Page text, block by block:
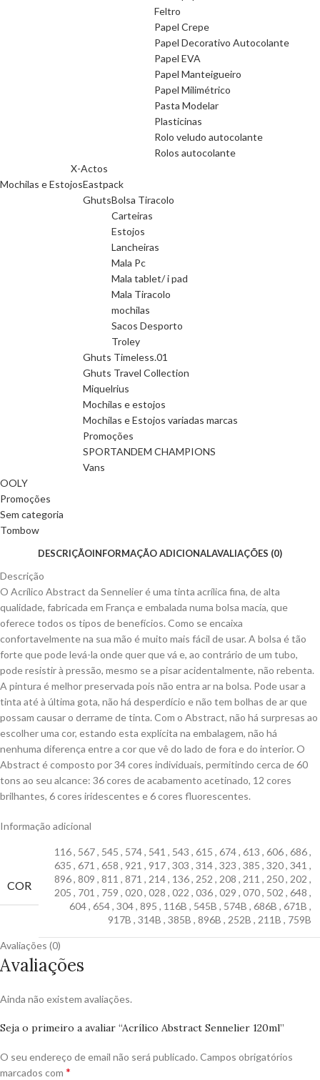
Feltro
Papel Crepe
Papel Decorativo Autocolante
Papel EVA
Papel Manteigueiro
Papel Milimétrico
Pasta Modelar
Plasticinas
Rolo veludo autocolante
Rolos autocolante
X-Actos
Mochilas e EstojosEastpack
GhutsBolsa Tiracolo
Carteiras
Estojos
Lancheiras
Mala Pc
Mala tablet/ i pad
Mala Tiracolo
mochilas
Sacos Desporto
Troley
Ghuts Timeless.01
Ghuts Travel Collection
Miquelrius
Mochilas e estojos
Mochilas e Estojos variadas marcas
Promoções
SPORTANDEM CHAMPIONS
Vans
OOLY
Promoções
Sem categoria
Tombow
DESCRIÇÃOINFORMAÇÃO ADICIONALAVALIAÇÕES (0)
Descrição
O Acrílico Abstract da Sennelier é uma tinta acrílica fina, de alta
qualidade, fabricada em França e embalada numa bolsa macia, que
oferece todos os tipos de benefícios. Como se encaixa
confortavelmente na sua mão é muito mais fácil de usar. A bolsa é tão
forte que pode levá-la onde quer que vá e, ao contrário de um tubo,
pode resistir à pressão, mesmo se a pisar acidentalmente, não rebenta.
A pintura é melhor preservada pois não entra ar na bolsa. Pode usar a
tinta até à última gota, não há desperdício e não tem bolhas de ar que
possam causar o derrame de tinta. Com o Abstract, não há surpresas ao
escolher uma cor, estando esta explícita na embalagem, não há
nenhuma diferença entre a cor que vê do lado de fora e do interior. O
Abstract é composto por 34 cores individuais, permitindo cerca de 60
tons ao seu alcance: 36 cores de acabamento acetinado, 12 cores
brilhantes, 6 cores iridescentes e 6 cores fluorescentes.
Informação adicional
COR
116, 567, 545 , 574, 541 , 543 , 615 , 674, 613 , 606, 686,
635 , 671 , 658 , 921 , 917, 303 , 314, 323 , 385 , 320, 341 ,
896, 809 , 811 , 871 , 214, 136, 252 , 208 , 211 , 250, 202 ,
205 , 701 , 759 , 020, 028 , 022 , 036, 029 , 070, 502 , 648 ,
604, 654, 304, 895 , 116B , 545B , 574B , 686B , 671B ,
917B , 314B , 385B , 896B , 252B , 211B , 759B
Avaliações (0)
Avaliações
Ainda não existem avaliações.
Seja o primeiro a avaliar “Acrílico Abstract Sennelier 120ml”
O seu endereço de email não será publicado. Campos obrigatórios
marcados com *